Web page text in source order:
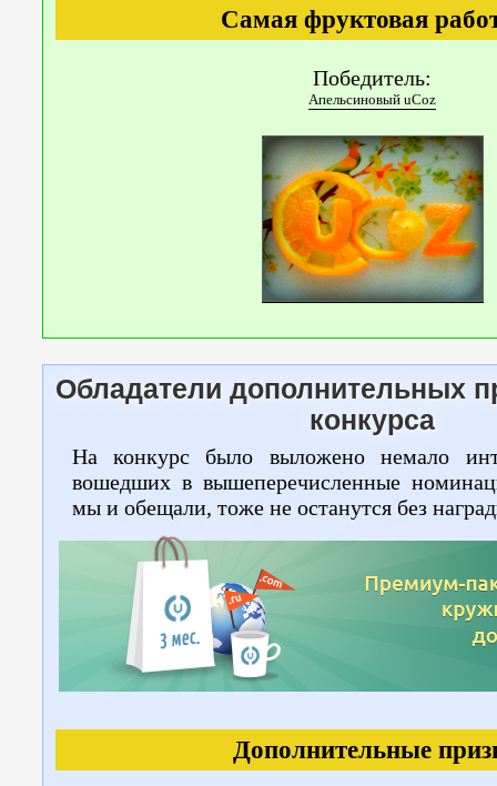
Самая фруктовая
Победитель:
Апельсиновый uCoz
Обладатели дополнительных
конкурса
На конкурс было выложено немало
вошедших в вышеперечисленные
мы и обещали, тоже не останутся без
Дополнительные